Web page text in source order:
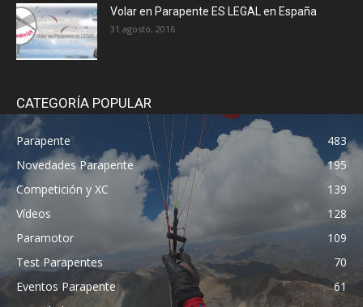
Volar en Parapente ES LEGAL en España
31 agosto, 2016
CATEGORÍA POPULAR
Parapente
483
Novedades Parapente
195
Competición y XC
139
Vídeos
128
Paramotor
109
Test Parapentes
70
Eventos Parapente
61